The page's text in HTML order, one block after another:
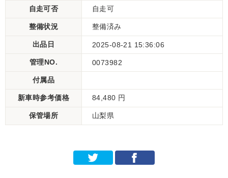
自走可否 自走可
整備状況 整備済み
出品日 2025-08-21 15:36:06
管理NO. 0073982
付属品
新車時参考価格 84,480 円
保管場所 山梨県